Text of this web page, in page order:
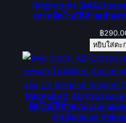
(Mqlrobot)
เทรดอัตโนมัติด้วยเส้นค่า
฿
หยิบใส่ตะ
(Mqlrobot) AD
อัตโนมัติด้วย
On Balance